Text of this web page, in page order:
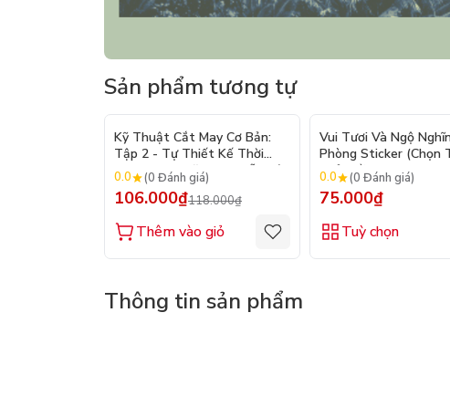
Sản phẩm tương tự
- 10%
Kỹ Thuật Cắt May Cơ Bản:
Tập 2 - Tự Thiết Kế Thời
Trang Nam Nữ - Tạo Mẫu Rập
- Kỹ Thuật Nhảy Size
0.0 (0 Đánh giá)
106.000₫118.000₫
Thêm vào giỏ
Vui Tươi Và Ngộ
Phòng Sticker (Chọn
Chủ Đề) - Hơn 250
0.0 (0 Đánh giá)
75.000₫
Tuỳ chọn
Thông tin sản phẩm